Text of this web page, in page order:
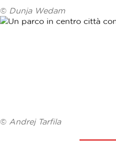
© Dunja Wedam
© Andrej Tarfila